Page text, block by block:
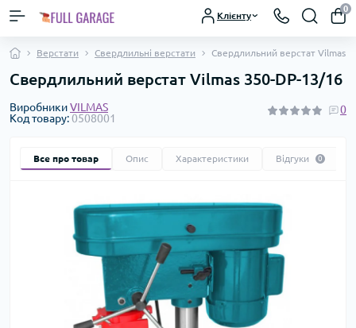
Клієнту
0
Верстати Свердлильні верстати Свердлильний верстат Vilmas
Свердлильний верстат Vilmas 350-DP-13/16
ВиробникиVILMAS
Код товару:0508001
0
Все про товар Опис Характеристики Відгуки 0